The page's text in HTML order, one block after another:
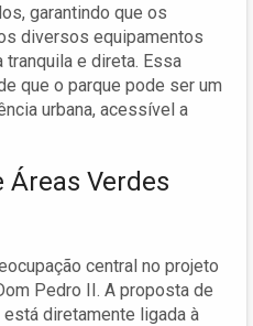
garantindo que os
diversos equipamentos
e direta. Essa
que o parque pode ser um
urbana, acessível a
Verdes
central no projeto
Pedro II. A proposta de
diretamente ligada à